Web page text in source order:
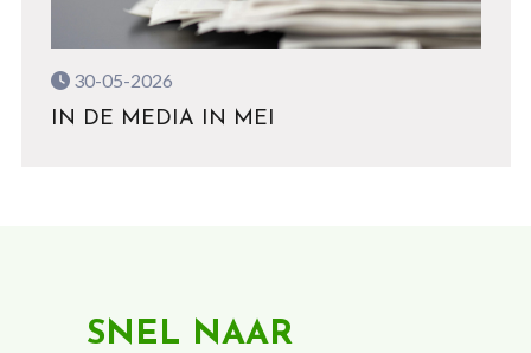
30-05-2026
IN DE MEDIA IN MEI
SNEL NAAR